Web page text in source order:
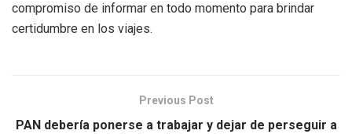
compromiso de informar en todo momento para brindar
certidumbre en los viajes.
Previous Post
PAN debería ponerse a trabajar y dejar de perseguir a